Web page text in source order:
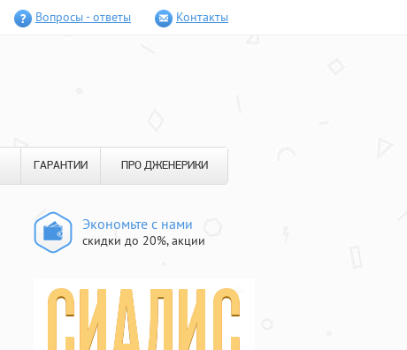
Вопросы - ответы Контакты
ГАРАНТИИ ПРО ДЖЕНЕРИКИ
Экономьте с нами
скидки до 20%, акции